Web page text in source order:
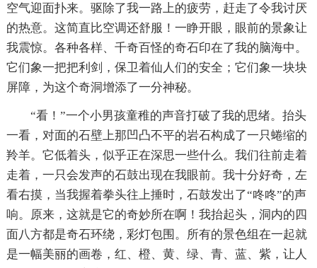
空气迎面扑来。驱除了我一路上的疲劳，赶走了令我讨厌
的热意。这简直比空调还舒服！一睁开眼，眼前的景象让
我震惊。各种各样、千奇百怪的奇石印在了我的脑海中。
它们象一把把利剑，保卫着仙人们的安全；它们象一块块
屏障，为这个奇洞增添了一分神秘。
“看！”一个小男孩童稚的声音打破了我的思绪。抬头
一看，对面的石壁上那凹凸不平的岩石构成了一只蜷缩的
羚羊。它低着头，似乎正在深思一些什么。我们往前走着
走着，一只会发声的石鼓出现在我眼前。我十分好奇，左
看右摸，当我握着拳头往上捶时，石鼓发出了“咚咚”的声
响。原来，这就是它的奇妙所在啊！我抬起头，洞内的四
面八方都是奇石环绕，彩灯包围。所有的景色组在一起就
是一幅美丽的画卷，红、橙、黄、绿、青、蓝、紫，让人